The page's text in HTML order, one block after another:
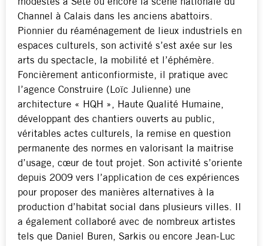
modestes à Sète ou encore la scène nationale du
Channel à Calais dans les anciens abattoirs.
Pionnier du réaménagement de lieux industriels en
espaces culturels, son activité s’est axée sur les
arts du spectacle, la mobilité et l’éphémère.
Foncièrement anticonfiormiste, il pratique avec
l’agence Construire (Loïc Julienne) une
architecture « HQH », Haute Qualité Humaine,
développant des chantiers ouverts au public,
véritables actes culturels, la remise en question
permanente des normes en valorisant la maitrise
d’usage, cœur de tout projet. Son activité s’oriente
depuis 2009 vers l’application de ces expériences
pour proposer des manières alternatives à la
production d’habitat social dans plusieurs villes. Il
a également collaboré avec de nombreux artistes
tels que Daniel Buren, Sarkis ou encore Jean-Luc